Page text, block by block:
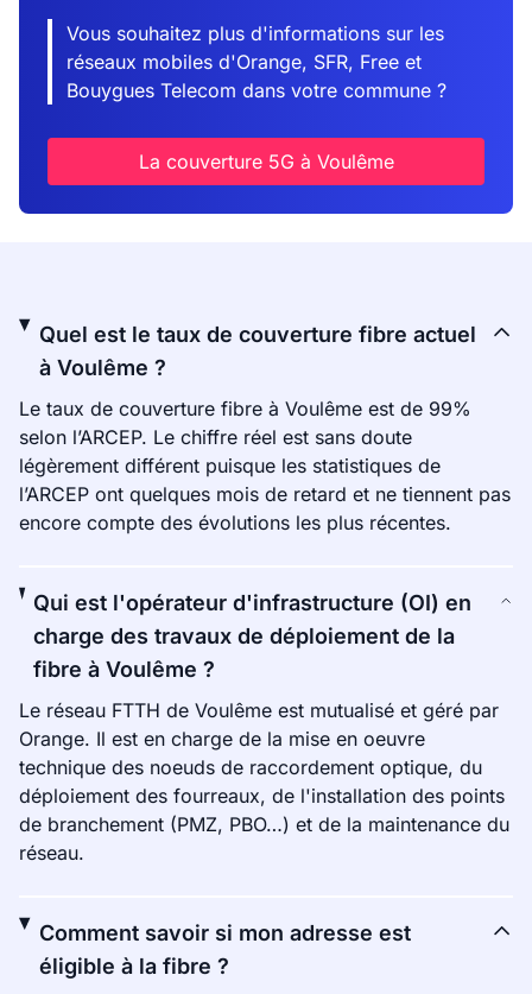
Vous souhaitez plus d'informations sur les
réseaux mobiles d'Orange, SFR, Free et
Bouygues Telecom dans votre commune ?
La couverture 5G à Voulême
Quel est le taux de couverture fibre actuel
à Voulême ?
Le taux de couverture fibre à Voulême est de 99%
selon l’ARCEP. Le chiffre réel est sans doute
légèrement différent puisque les statistiques de
l’ARCEP ont quelques mois de retard et ne tiennent pas
encore compte des évolutions les plus récentes.
Qui est l'opérateur d'infrastructure (OI) en
charge des travaux de déploiement de la
fibre à Voulême ?
Le réseau FTTH de Voulême est mutualisé et géré par
Orange. Il est en charge de la mise en oeuvre
technique des noeuds de raccordement optique, du
déploiement des fourreaux, de l'installation des points
de branchement (PMZ, PBO…) et de la maintenance du
réseau.
Comment savoir si mon adresse est
éligible à la fibre ?